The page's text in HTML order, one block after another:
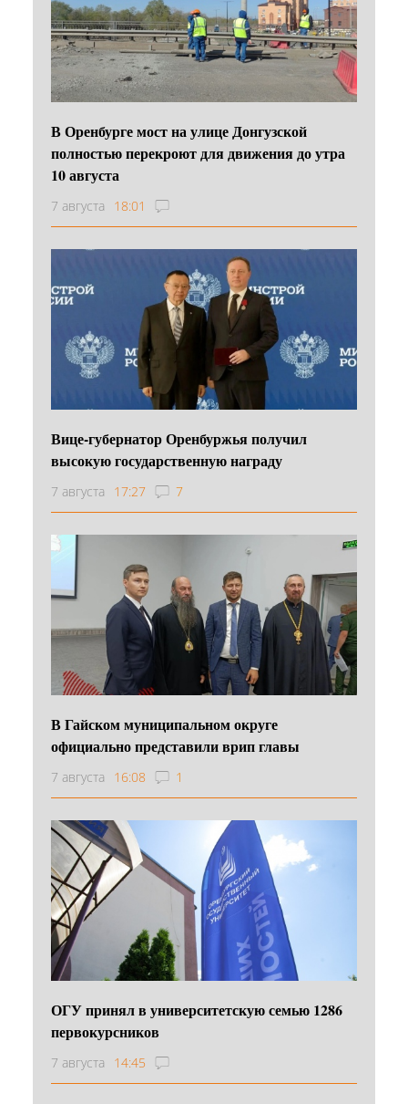
В Оренбурге мост на улице Донгузской
полностью перекроют для движения до утра
10 августа
7 августа 18:01
Вице-губернатор Оренбуржья получил
высокую государственную награду
7 августа 17:27 7
В Гайском муниципальном округе
официально представили врип главы
7 августа 16:08 1
ОГУ принял в университетскую семью 1286
первокурсников
7 августа 14:45